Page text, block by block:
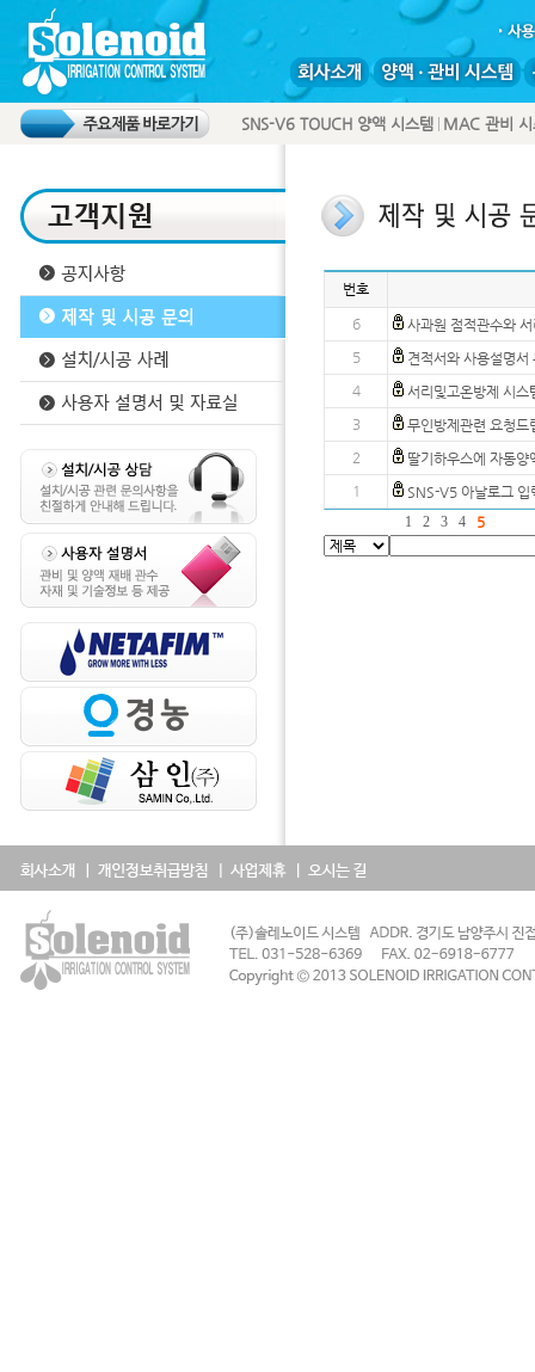
SNS-V6 TOUCH 양액 시스템 MAC 관비 시
번호
6
사과원 점적관수와
5
견적서와 사용설명서
4
서리및고온방제 시스
3
무인방제관련 요청드
2
딸기하우스에 자동
1
SNS-V5 아날로그
1
2 3 4 5